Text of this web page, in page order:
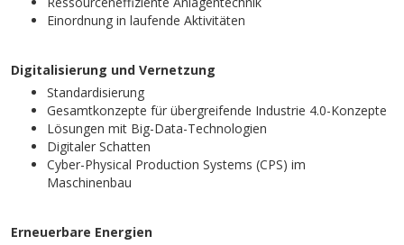
Einordnung in laufende Aktivitäten
Digitalisierung und Vernetzung
Standardisierung
Gesamtkonzepte für übergreifende Industrie 4.0-Konzepte
Lösungen mit Big-Data-Technologien
Digitaler Schatten
Cyber-Physical Production Systems (CPS) im
Maschinenbau
Erneuerbare Energien